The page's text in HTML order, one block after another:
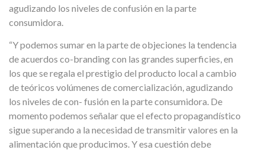
agudizando los niveles de confusión en la parte
consumidora.
“Y podemos sumar en la parte de objeciones la tendencia
de acuerdos co-branding con las grandes superficies, en
los que se regala el prestigio del producto local a cambio
de teóricos volúmenes de comercialización, agudizando
los niveles de con- fusión en la parte consumidora. De
momento podemos señalar que el efecto propagandístico
sigue superando a la necesidad de transmitir valores en la
alimentación que producimos. Y esa cuestión debe